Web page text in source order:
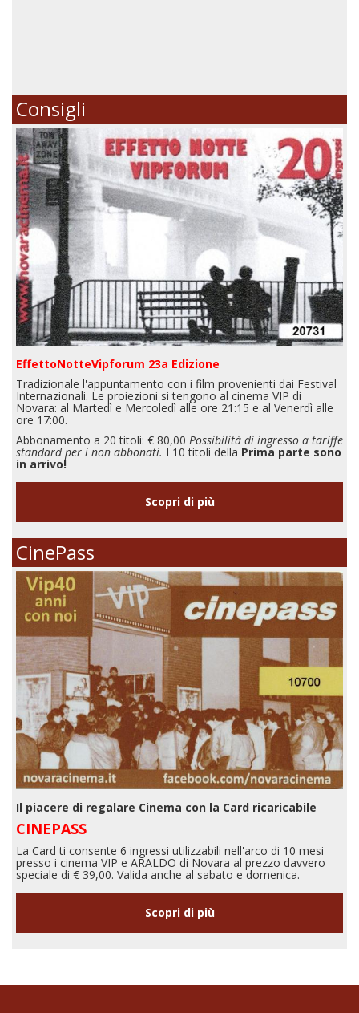
Consigli
EffettoNotteVipforum 23a Edizione
Tradizionale l'appuntamento con i film provenienti dai Festival
Internazionali. Le proiezioni si tengono al cinema VIP di
Novara: al Martedì e Mercoledì alle ore 21:15 e al Venerdì alle
ore 17:00.
Abbonamento a 20 titoli: € 80,00 Possibilità di ingresso a tariffe
standard per i non abbonati. I 10 titoli della Prima parte sono
in arrivo!
Scopri di più
CinePass
Il piacere di regalare Cinema con la Card ricaricabile
CINEPASS
La Card ti consente 6 ingressi utilizzabili nell'arco di 10 mesi
presso i cinema VIP e ARALDO di Novara al prezzo davvero
speciale di € 39,00. Valida anche al sabato e domenica.
Scopri di più